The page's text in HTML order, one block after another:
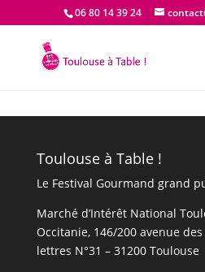
06 80 14 39 24
Toulouse à Table !
Le Festival Gourmand grand
Marché d’Intérêt National
Occitanie, 146/200 avenue
lettres N°31 – 31200 Toulouse